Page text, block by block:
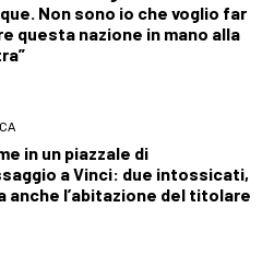
Non sono io che voglio far
questa nazione in mano alla
in un piazzale di
a Vinci: due intossicati,
anche l’abitazione del titolare